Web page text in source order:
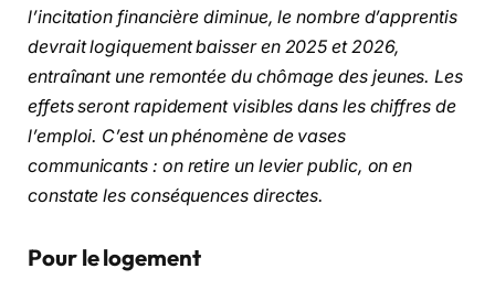
l’incitation financière diminue, le nombre d’apprentis
devrait logiquement baisser en 2025 et 2026,
entraînant une remontée du chômage des jeunes. Les
effets seront rapidement visibles dans les chiffres de
l’emploi. C’est un phénomène de vases
communicants : on retire un levier public, on en
constate les conséquences directes.
Pour le logement